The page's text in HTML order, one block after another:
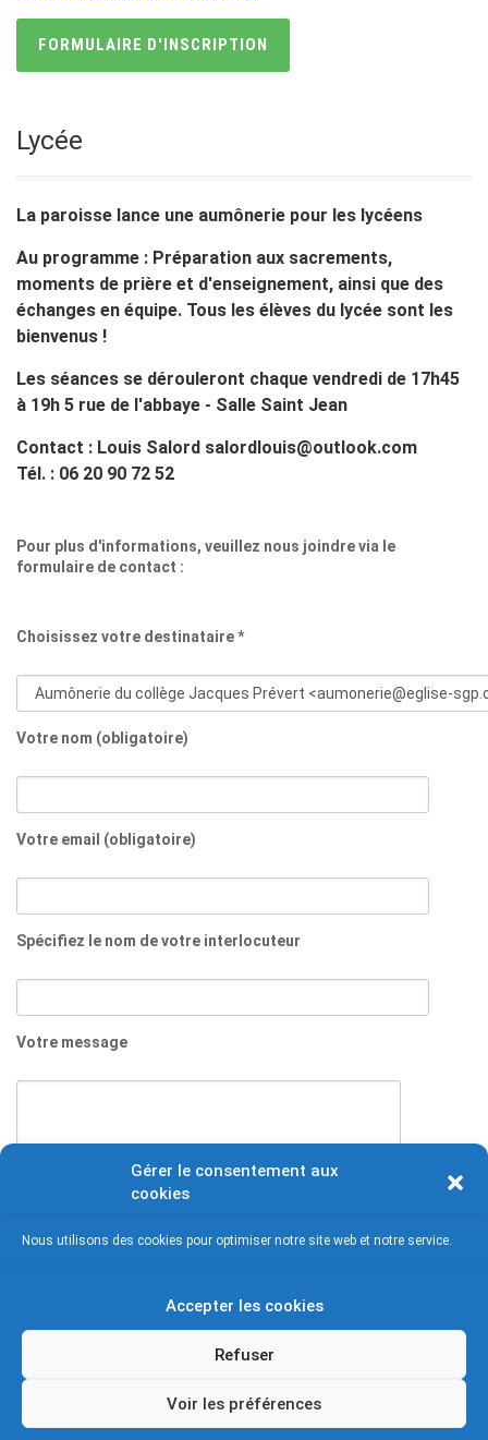
Gérer le consentement aux
cookies
Nous utilisons des cookies pour optimiser notre site web et notre service.
Accepter les cookies
Refuser
Voir les préférences
FORMULAIRE D'INSCRIPTION
Lycée
La paroisse lance une aumônerie pour les lycéens
Au programme : Préparation aux sacrements,
moments de prière et d'enseignement, ainsi que des
échanges en équipe. Tous les élèves du lycée sont les
bienvenus !
Les séances se dérouleront chaque vendredi de 17h45
à 19h 5 rue de l'abbaye - Salle Saint Jean
Contact : Louis Salord salordlouis@outlook.com
Tél. : 06 20 90 72 52
Pour plus d'informations, veuillez nous joindre via le
formulaire de contact :
Choisissez votre destinataire *
Votre nom (obligatoire)
Votre email (obligatoire)
Spécifiez le nom de votre interlocuteur
Votre message
& copy;2026 Église Saint Germain des Prés. |Mentions Légales|Politique de